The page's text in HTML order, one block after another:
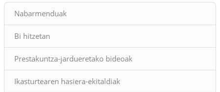
Blokeak
Nabarmenduak
Bi hitzetan
Prestakuntza-jardueretako bideoak
Ikasturtearen hasiera-ekitaldiak